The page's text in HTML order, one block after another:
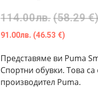
114.00лв. (58.29
91.00лв. (46.53 €)
Представяме ви Puma
Спортни обувки. Това са
производител Puma.